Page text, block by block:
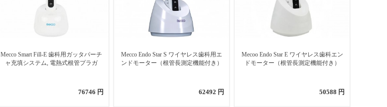
Mecco Smart Fill-E 歯科用ガッタパーチ
ャ充填システム, 電熱式根管プラガ
76746 円
Mecco Endo Star S ワイヤレス歯科用エ
ンドモーター（根管長測定機能付き）
62492 円
Mecoo Endo Star E ワイヤレス歯科エン
ドモーター（根管長測定機能付き）
50588 円